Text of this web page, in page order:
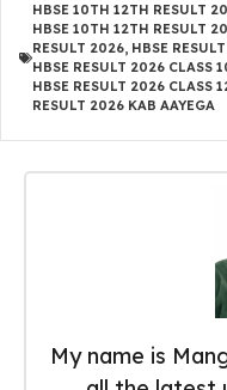
HBSE 10TH 12TH RESULT
HBSE 10TH 12TH RESULT
RESULT 2026, HBSE
HBSE RESULT 2026 CLASS
HBSE RESULT 2026 CLASS
RESULT 2026 KAB AAYEGA
My name is